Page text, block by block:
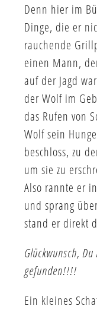
Denn hier im
Dinge, die er
rauchende
einen Mann,
auf der Jagd
der Wolf im
das Rufen von
Wolf sein
beschloss, zu
um sie zu
Also rannte er
und sprang
stand er direkt
Glückwunsch,
gefunden!!!!
Ein kleines